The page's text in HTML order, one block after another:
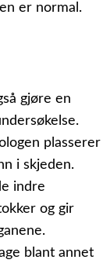
er normal.
gjøre en
plasserer
i skjeden.
indre
og gir
blant annet